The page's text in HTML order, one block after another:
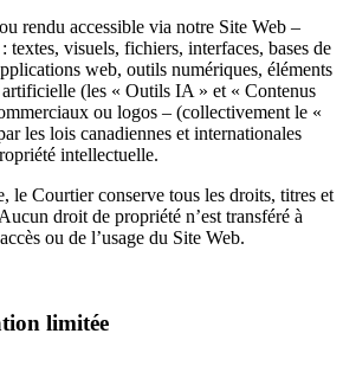
rendu accessible via notre Site Web –
textes, visuels, fichiers, interfaces, bases de
web, outils numériques, éléments
artificielle (les « Outils IA » et « Contenus
ou logos – (collectivement le «
les lois canadiennes et internationales
intellectuelle.
le Courtier conserve tous les droits, titres et
droit de propriété n’est transféré à
ou de l’usage du Site Web.
limitée